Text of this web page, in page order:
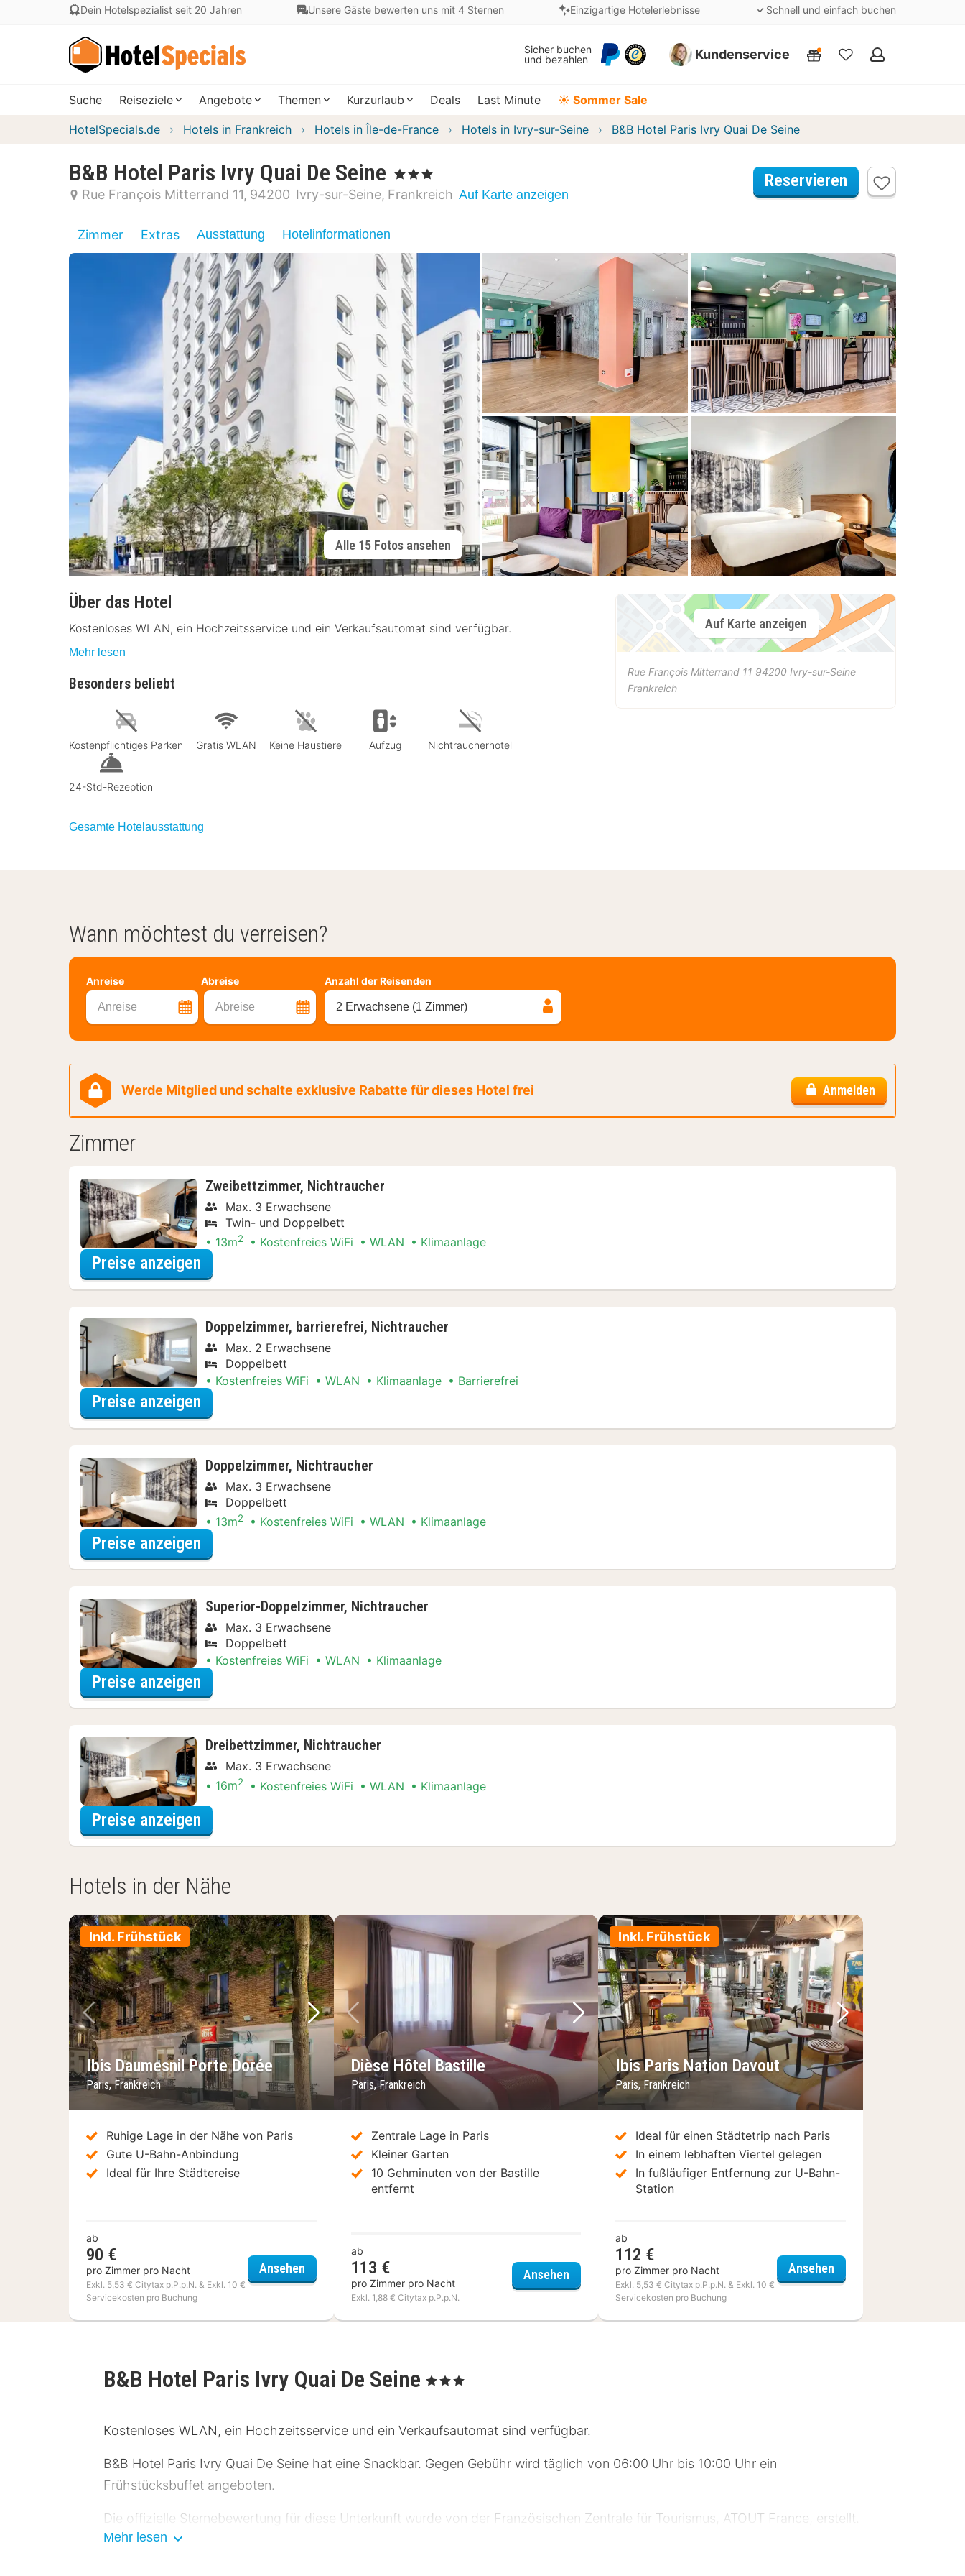
Dein Hotelspezialist seit 20 Jahren Unsere Gäste bewerten uns mit 4 Sternen Einzigartige Hotelerlebnisse Schnell und einfach buchen
Sicher buchen
und bezahlen
Kundenservice
Meine
Suche Reiseziele Angebote Themen Kurzurlaub Deals Last Minute ☀️ Sommer Sale
HotelSpecials.de Hotels in Frankreich Hotels in Île-de-France Hotels in Ivry-sur-Seine B&B Hotel Paris Ivry Quai De Seine
B&B Hotel Paris Ivry Quai De Seine , 3 Sterne
Rue François Mitterrand 11 94200 Ivry-sur-Seine Frankreich Auf Karte anzeigen
Reservieren
Zimmer Extras Ausstattung Hotelinformationen
Alle 15 Fotos ansehen
Über das Hotel
Kostenloses WLAN, ein Hochzeitsservice und ein Verkaufsautomat sind verfügbar.
Mehr lesen
Besonders beliebt
Kostenpflichtiges Parken Gratis WLAN Keine Haustiere Aufzug Nichtraucherhotel
24-Std-Rezeption
Gesamte Hotelausstattung
Auf Karte anzeigen
Rue François Mitterrand 11 94200 Ivry-sur-Seine
Frankreich
Wann möchtest du verreisen?
Anreise Abreise
Anreise Abreise
Anzahl der Reisenden
2 Erwachsene (1 Zimmer)
Werde Mitglied und schalte exklusive Rabatte für dieses Hotel frei Anmelden
Zimmer
Zweibettzimmer, Nichtraucher
Max. 3 Erwachsene
Twin- und Doppelbett
13m2 Kostenfreies WiFi WLAN Klimaanlage
Preise anzeigen
Doppelzimmer, barrierefrei, Nichtraucher
Max. 2 Erwachsene
Doppelbett
Kostenfreies WiFi
WLAN Klimaanlage Barrierefrei
Preise anzeigen
Doppelzimmer, Nichtraucher
Max. 3 Erwachsene
Doppelbett
13m2 Kostenfreies WiFi WLAN Klimaanlage
Preise anzeigen
Superior-Doppelzimmer, Nichtraucher
Max. 3 Erwachsene
Doppelbett
Kostenfreies WiFi
WLAN Klimaanlage
Preise anzeigen
Dreibettzimmer, Nichtraucher
Max. 3 Erwachsene
16m2 Kostenfreies WiFi WLAN Klimaanlage
Preise anzeigen
Hotels in der Nähe
Inkl. Frühstück
Vorheriges Bild
Nächstes Bild
Ibis Daumesnil Porte Dorée
Paris, Frankreich
Ruhige Lage in der Nähe von Paris
Gute U-Bahn-Anbindung
Ideal für Ihre Städtereise
ab
90 €
pro Zimmer pro Nacht
Exkl. 5,53 € Citytax p.P.p.N. & Exkl. 10 €
Servicekosten pro Buchung
AnsehenIbis Daumesnil Porte Dorée
Vorheriges Bild
Nächstes Bild
Dièse Hôtel Bastille
Paris, Frankreich
Zentrale Lage in Paris
Kleiner Garten
10 Gehminuten von der Bastille
entfernt
ab
113 €
pro Zimmer pro Nacht
Exkl. 1,88 € Citytax p.P.p.N.
Ansehen Dièse Hôtel Bastille
Inkl. Frühstück
Vorheriges Bild
Nächstes Bild
Ibis Paris Nation Davout
Paris, Frankreich
Ideal für einen Städtetrip nach Paris
In einem lebhaften Viertel gelegen
In fußläufiger Entfernung zur U-Bahn-
Station
ab
112 €
pro Zimmer pro Nacht
Exkl. 5,53 € Citytax p.P.p.N. & Exkl. 10 €
Servicekosten pro Buchung
AnsehenIbis Paris Nation Davout
B&B Hotel Paris Ivry Quai De Seine , 3 Sterne
Kostenloses WLAN, ein Hochzeitsservice und ein Verkaufsautomat sind verfügbar.
B&B Hotel Paris Ivry Quai De Seine hat eine Snackbar. Gegen Gebühr wird täglich von 06:00 Uhr bis 10:00 Uhr ein
Frühstücksbuffet angeboten.
Die offizielle Sternebewertung für diese Unterkunft wurde von der Französischen Zentrale für Tourismus, ATOUT France, erstellt.
Mehr lesen